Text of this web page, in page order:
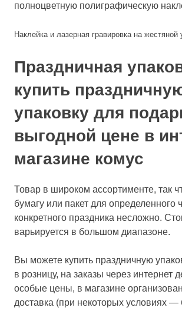
полноцветную полиграфическую
Наклейка и лазерная гравировка на жестяной
Праздничная
купить
упаковку для
выгодной цене в
магазине комус
Товар в широком ассортименте, так
бумагу или пакет для определенного
конкретного праздника несложно.
варьируется в большом диапазоне.
Вы можете купить праздничную
в розницу, на заказы через интернет
особые цены, в магазине
доставка (при некоторых условиях —